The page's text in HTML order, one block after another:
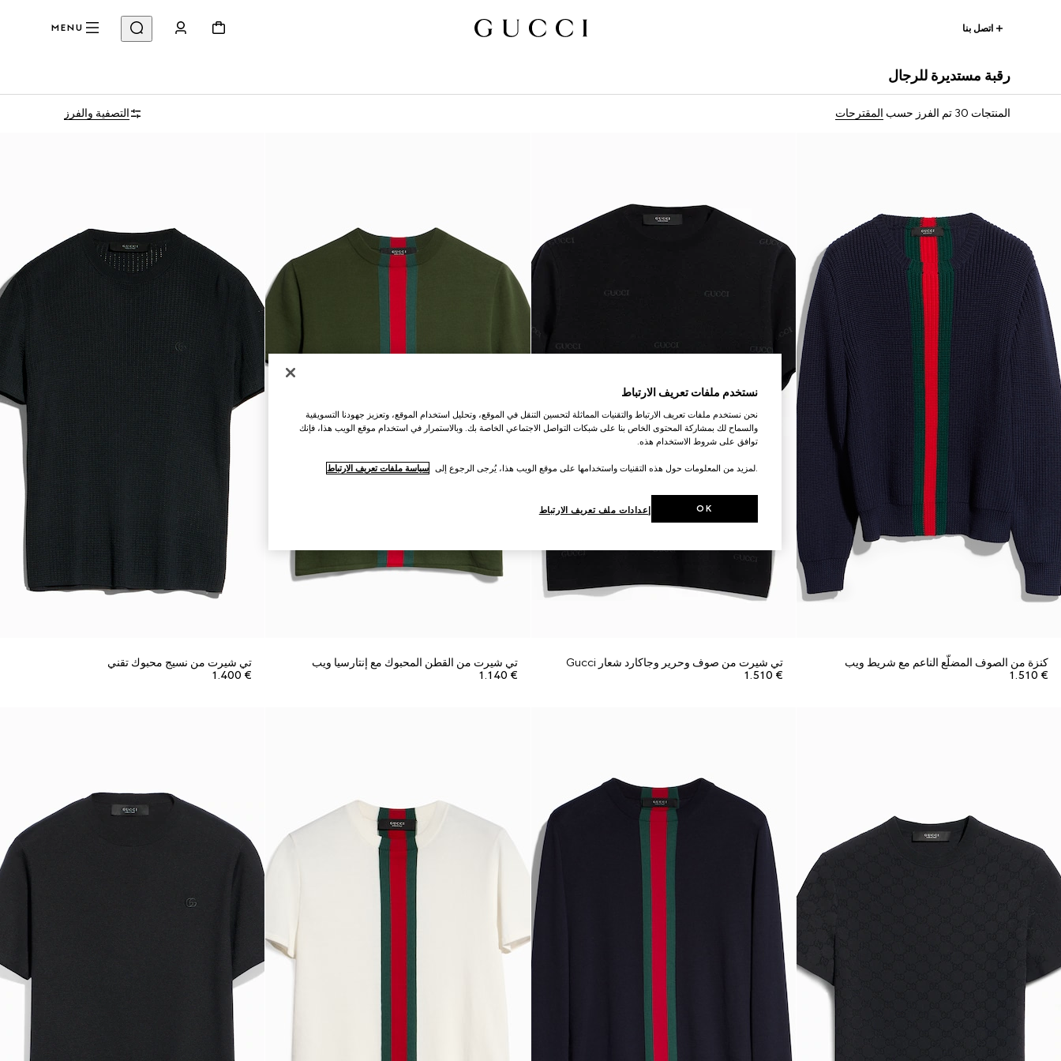
اتصل بنا MENU
رقبة مستديرة للرجال
المنتجات 30 تم الفرز حسب المقترحات التصفية والفرز
كنزة من الصوف المضلّع الناعم مع شريط ويب
€ 1.510
تي شيرت من صوف وحرير وجاكارد شعار Gucci
€ 1.510
تي شيرت من القطن المحبوك مع إنتارسيا ويب
€ 1.140
تي شيرت من نسيج محبوك تقني
€ 1.400
نستخدم ملفات تعريف الارتباط
نحن نستخدم ملفات تعريف الارتباط والتقنيات المماثلة لتحسين التنقل في الموقع، وتحليل استخدام الموقع، وتعزيز جهودنا التسويقية
والسماح لك بمشاركة المحتوى الخاص بنا على شبكات التواصل الاجتماعي الخاصة بك. وبالاستمرار في استخدام موقع الويب هذا، فإنك
توافق على شروط الاستخدام هذه.
.لمزيد من المعلومات حول هذه التقنيات واستخدامها على موقع الويب هذا، يُرجى الرجوع إلى سياسة ملفات تعريف الارتباط
إعدادات ملف تعريف الارتباط OK